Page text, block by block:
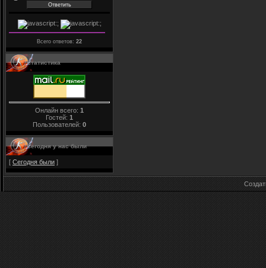
Всего ответов: 22
Статистика
Онлайн всего: 1
Гостей: 1
Пользователей: 0
Сегодня у нас были
[ Сегодня были ]